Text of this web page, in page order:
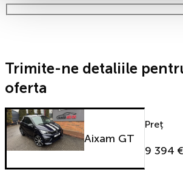
Trimite-ne detaliile
oferta
Aixam GT
Preț
9 394 €